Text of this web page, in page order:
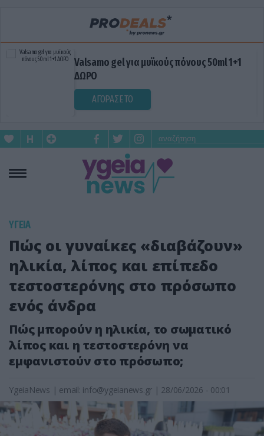
50ml 1+1
Blue Gel: Φυσική
ΥΓΕΙΑ
Πώς οι γυναίκες «διαβάζουν»
ηλικία, λίπος και επίπεδο
τεστοστερόνης στο πρόσωπο
ενός άνδρα
Πώς μπορούν η ηλικία, το σωματικό
λίπος και η τεστοστερόνη να
εμφανιστούν στο πρόσωπο;
YgeiaNews | email: info@ygeianews.gr | 28/06/2026 - 00:01